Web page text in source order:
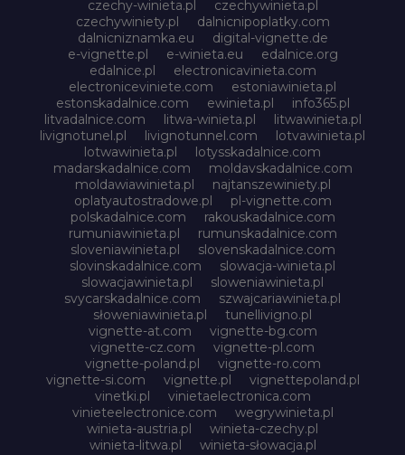
czechy-winieta.pl
czechywinieta.pl
czechywiniety.pl
dalnicnipoplatky.com
dalnicniznamka.eu
digital-vignette.de
e-vignette.pl
e-winieta.eu
edalnice.org
edalnice.pl
electronicavinieta.com
electroniceviniete.com
estoniawinieta.pl
estonskadalnice.com
ewinieta.pl
info365.pl
litvadalnice.com
litwa-winieta.pl
litwawinieta.pl
livignotunel.pl
livignotunnel.com
lotvawinieta.pl
lotwawinieta.pl
lotysskadalnice.com
madarskadalnice.com
moldavskadalnice.com
moldawiawinieta.pl
najtanszewiniety.pl
oplatyautostradowe.pl
pl-vignette.com
polskadalnice.com
rakouskadalnice.com
rumuniawinieta.pl
rumunskadalnice.com
sloveniawinieta.pl
slovenskadalnice.com
slovinskadalnice.com
slowacja-winieta.pl
slowacjawinieta.pl
sloweniawinieta.pl
svycarskadalnice.com
szwajcariawinieta.pl
słoweniawinieta.pl
tunellivigno.pl
vignette-at.com
vignette-bg.com
vignette-cz.com
vignette-pl.com
vignette-poland.pl
vignette-ro.com
vignette-si.com
vignette.pl
vignettepoland.pl
vinetki.pl
vinietaelectronica.com
vinieteelectronice.com
wegrywinieta.pl
winieta-austria.pl
winieta-czechy.pl
winieta-litwa.pl
winieta-słowacja.pl